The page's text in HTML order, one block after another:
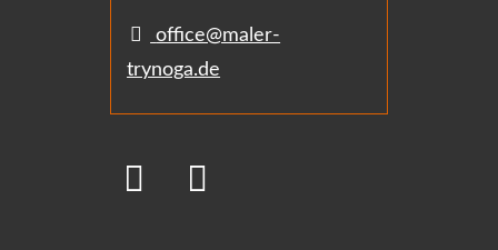
office@maler-
trynoga.de